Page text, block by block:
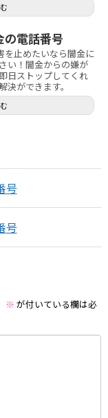
電話番号
を止めたいなら闇金に
い！闇金からの嫌が
日ストップしてくれ
決ができます。
号
号
※ が付いている欄は必